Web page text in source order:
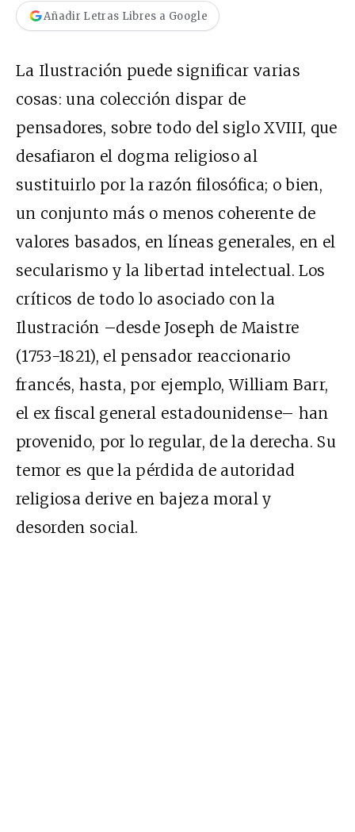
Añadir Letras Libres a Google
La Ilustración puede significar varias
cosas: una colección dispar de
pensadores, sobre todo del sigloXVIII, que
desafiaron el dogma religioso al
sustituirlo por la razón filosófica; o bien,
un conjunto más o menos coherente de
valores basados, en líneas generales, en el
secularismo y la libertad intelectual. Los
críticos de todo lo asociado con la
Ilustración –desde Joseph de Maistre
(1753-1821), el pensador reaccionario
francés, hasta, por ejemplo, William Barr,
el ex fiscal general estadounidense– han
provenido, por lo regular, de la derecha. Su
temor es que la pérdida de autoridad
religiosa derive en bajeza moral y
desorden social.